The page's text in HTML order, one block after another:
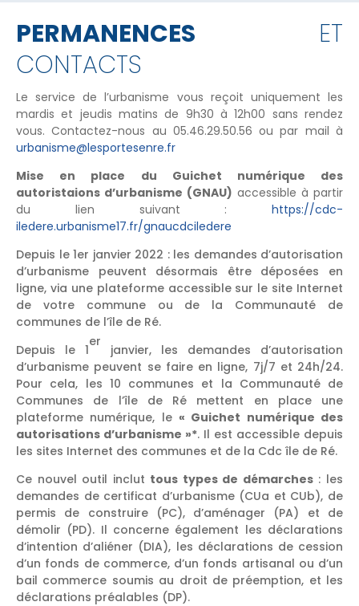
PERMANENCES ET
CONTACTS
Le service de l’urbanisme vous reçoit uniquement les
mardis et jeudis matins de 9h30 à 12h00 sans rendez
vous. Contactez-nous au 05.46.29.50.56 ou par mail à
urbanisme@lesportesenre.fr
Mise en place du Guichet numérique des
autoristaions d’urbanisme (GNAU) accessible à partir
du lien suivant : https://cdc-
iledere.urbanisme17.fr/gnaucdciledere
Depuis le 1er janvier 2022 : les demandes d’autorisation
d’urbanisme peuvent désormais être déposées en
ligne, via une plateforme accessible sur le site Internet
de votre commune ou de la Communauté de
communes de l’île de Ré.
Depuis le 1
er
janvier, les demandes d’autorisation
d’urbanisme peuvent se faire en ligne, 7j/7 et 24h/24.
Pour cela, les 10 communes et la Communauté de
Communes de l’île de Ré mettent en place une
plateforme numérique, le « Guichet numérique des
autorisations d’urbanisme »*. Il est accessible depuis
les sites Internet des communes et de la Cdc île de Ré.
Ce nouvel outil inclut tous types de démarches: les
demandes de certificat d’urbanisme (CUa et CUb), de
permis de construire (PC), d’aménager (PA) et de
démolir (PD). Il concerne également les déclarations
d’intention d’aliéner (DIA), les déclarations de cession
d’un fonds de commerce, d’un fonds artisanal ou d’un
bail commerce soumis au droit de préemption, et les
déclarations préalables (DP).